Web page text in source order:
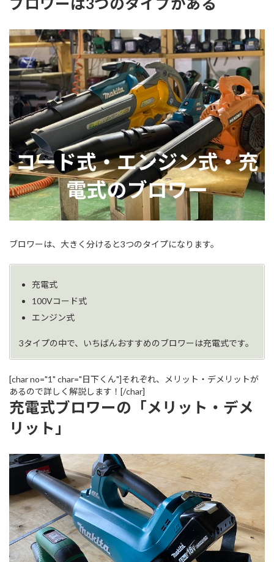
ブロワーは、大きく分けると3つのタイプになります。
充電式
100Vコード式
エンジン式
3タイプの中で、いちばんおすすめのブロワーは充電式です。
[char no="1" char="日下くん"]それぞれ、メリット・デメリットが
あるので詳しく解説します！[/char]
充電式ブロワーの「メリット・デメ
リット」